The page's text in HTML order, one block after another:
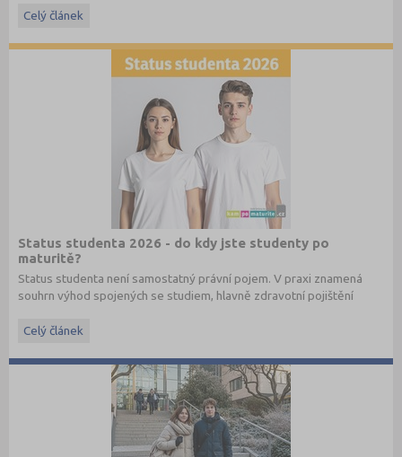
informacemi.
Celý článek
Status studenta 2026 - do kdy jste studenty po
maturitě?
Status studenta není samostatný právní pojem. V praxi znamená
souhrn výhod spojených se studiem, hlavně zdravotní pojištění
Celý článek